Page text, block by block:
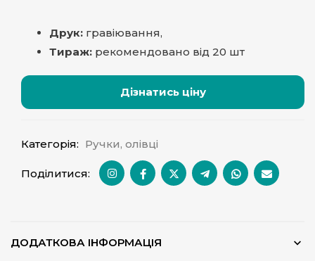
Друк: гравіювання,
Тираж: рекомендовано від 20 шт
Дізнатись ціну
Категорія: Ручки, олівці
Поділитися:
ДОДАТКОВА ІНФОРМАЦІЯ